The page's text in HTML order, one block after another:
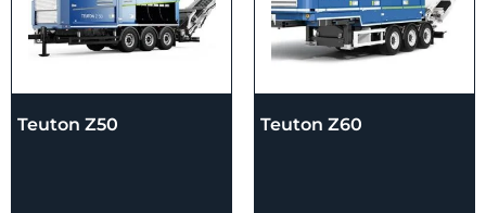
Teuton Z50 Teuton Z60